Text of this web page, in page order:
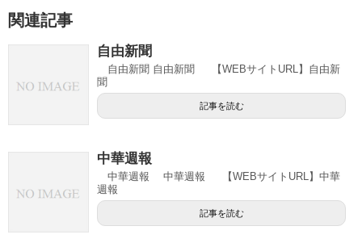
関連記事
自由新聞
自由新聞 自由新聞 【WEBサイトURL】自由新
聞
記事を読む
中華週報
中華週報 中華週報 【WEBサイトURL】中華
週報
記事を読む